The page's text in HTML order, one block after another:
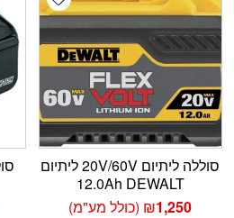
סוללה ליתיום 20V/60V ליתיום
12.0Ah DEWALT
₪1,250 (כולל מע"מ)